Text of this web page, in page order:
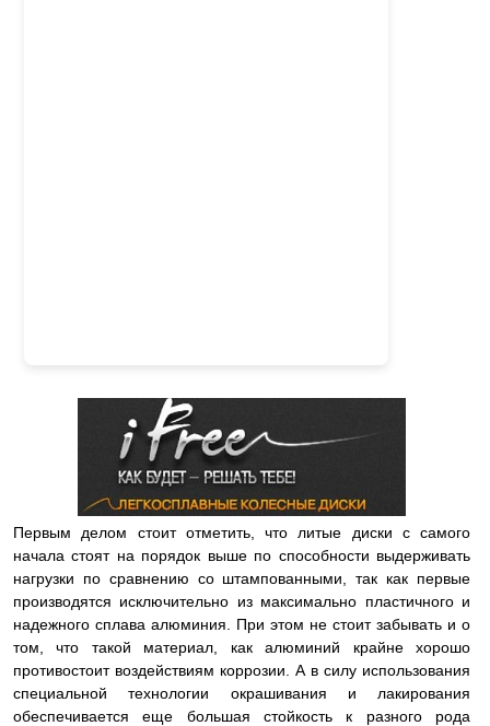
Первым делом стоит отметить, что литые диски с самого
начала стоят на порядок выше по способности выдерживать
нагрузки по сравнению со штампованными, так как первые
производятся исключительно из максимально пластичного и
надежного сплава алюминия. При этом не стоит забывать и о
том, что такой материал, как алюминий крайне хорошо
противостоит воздействиям коррозии. А в силу использования
специальной технологии окрашивания и лакирования
обеспечивается еще большая стойкость к разного рода